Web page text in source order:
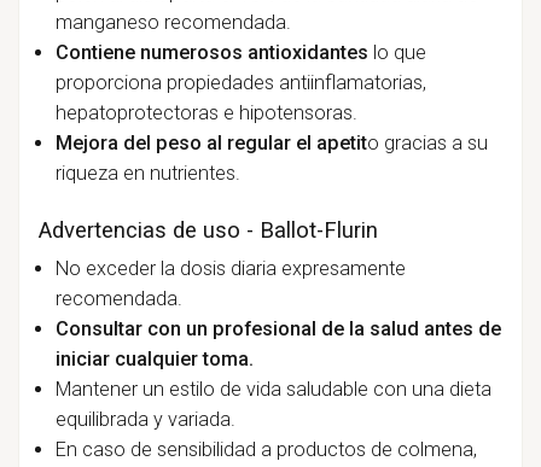
manganeso recomendada.
Contiene numerosos antioxidantes lo que
proporciona propiedades antiinflamatorias,
hepatoprotectoras e hipotensoras.
Mejora del peso al regular el apetito gracias a su
riqueza en nutrientes.
Advertencias de uso - Ballot-Flurin
No exceder la dosis diaria expresamente
recomendada.
Consultar con un profesional de la salud antes de
iniciar cualquier toma.
Mantener un estilo de vida saludable con una dieta
equilibrada y variada.
En caso de sensibilidad a productos de colmena,